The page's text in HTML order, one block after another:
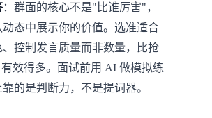
：群面的核心不是"比谁厉害"，
动态中展示你的价值。选准适合
、控制发言质量而非数量，比抢
有效得多。面试前用 AI 做模拟练
的是判断力，不是提词器。